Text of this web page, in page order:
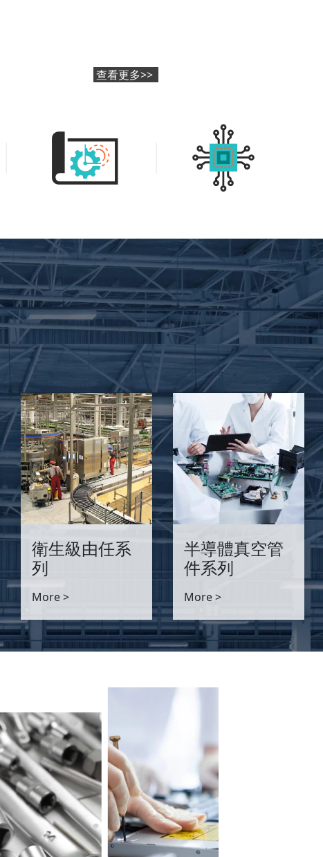
查看更多>>
衛生級由任系
列
More >
半導體真空管
件系列
More >